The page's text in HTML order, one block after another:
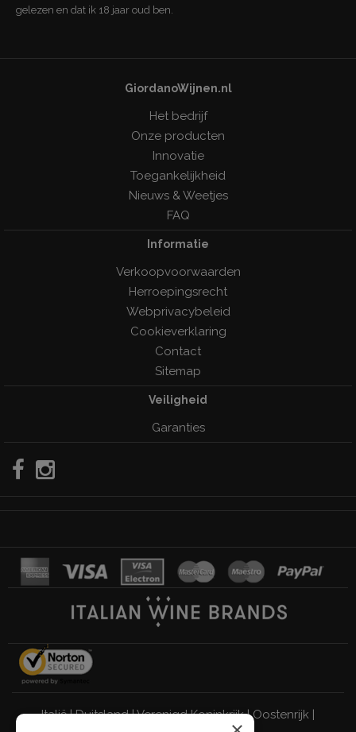
gelezen en dat ik 18 jaar oud ben.
GiordanoWijnen.nl
Het bedrijf
Onze producten
Innovatie
Toegankelijkheid
Nieuws & Weetjes
FAQ
Informatie
Verkoopvoorwaarden
Herroepingsrecht
Webprivacybeleid
Cookieverklaring
Contact
Sitemap
Veiligheid
Garanties
Italië|Duitsland|Verenigd Koninkrijk|Oostenrijk